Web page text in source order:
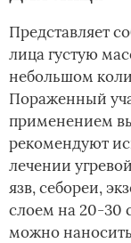
Представляет
лица густую
небольшом
Пораженный
применением
рекомендуют
лечении
язв, себореи,
слоем на 20-30
можно